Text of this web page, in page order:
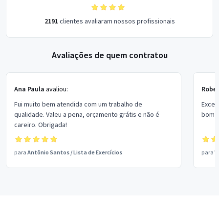
2191 clientes avaliaram nossos profissionais
Avaliações de quem contratou
Ana Paula avaliou:
Fui muito bem atendida com um trabalho de
qualidade. Valeu a pena, orçamento grátis e não é
careiro. Obrigada!
para Antônio Santos /Lista de Exercícios
bom
para